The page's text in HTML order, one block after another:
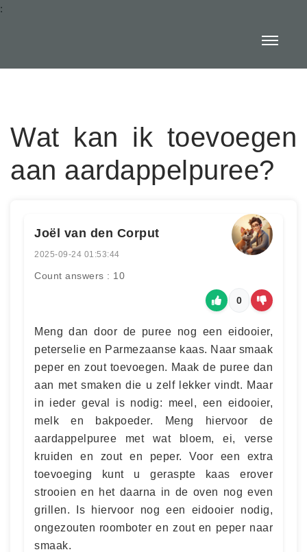
:
Wat kan ik toevoegen
aan aardappelpuree?
Joël van den Corput
2025-09-24 01:53:44
Count answers : 10
0
Meng dan door de puree nog een eidooier,
peterselie en Parmezaanse kaas. Naar smaak
peper en zout toevoegen. Maak de puree dan
aan met smaken die u zelf lekker vindt. Maar
in ieder geval is nodig: meel, een eidooier,
melk en bakpoeder. Meng hiervoor de
aardappelpuree met wat bloem, ei, verse
kruiden en zout en peper. Voor een extra
toevoeging kunt u geraspte kaas erover
strooien en het daarna in de oven nog even
grillen. Is hiervoor nog een eidooier nodig,
ongezouten roomboter en zout en peper naar
smaak.